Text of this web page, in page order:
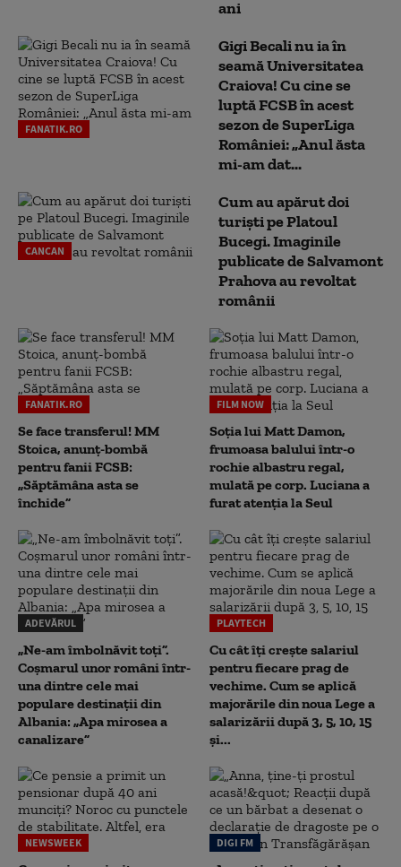
ani
FANATIK.RO
Gigi Becali nu ia în
seamă Universitatea
Craiova! Cu cine se
luptă FCSB în acest
sezon de SuperLiga
României: „Anul ăsta
mi-am dat...
CANCAN
Cum au apărut doi
turiști pe Platoul
Bucegi. Imaginile
publicate de Salvamont
Prahova au revoltat
românii
FANATIK.RO
Se face transferul! MM
Stoica, anunț-bombă
pentru fanii FCSB:
„Săptămâna asta se
închide”
FILM NOW
Soția lui Matt Damon,
frumoasa balului într-o
rochie albastru regal,
mulată pe corp. Luciana a
furat atenția la Seul
ADEVĂRUL
„Ne-am îmbolnăvit toți”.
Coșmarul unor români într-
una dintre cele mai
populare destinații din
Albania: „Apa mirosea a
canalizare”
PLAYTECH
Cu cât îți crește salariul
pentru fiecare prag de
vechime. Cum se aplică
majorările din noua Lege a
salarizării după 3, 5, 10, 15
și...
NEWSWEEK DIGI FM